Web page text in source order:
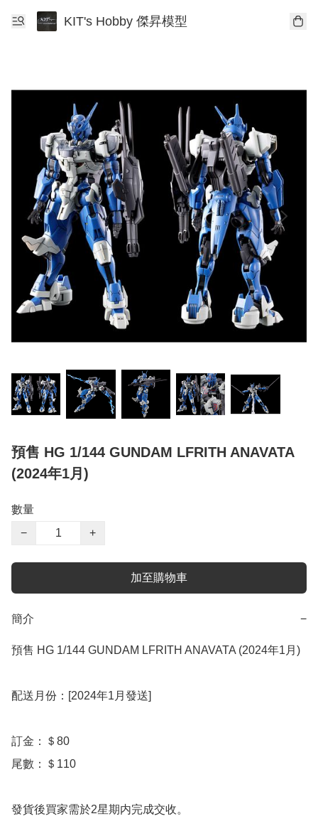
KIT's Hobby 傑昇模型
預售 HG 1/144 GUNDAM LFRITH ANAVATA
(2024年1月)
數量
−
+
加至購物車
簡介 −
預售 HG 1/144 GUNDAM LFRITH ANAVATA (2024年1月)
配送月份：[2024年1月發送]
訂金：＄80
尾數：＄110
發貨後買家需於2星期内完成交收。